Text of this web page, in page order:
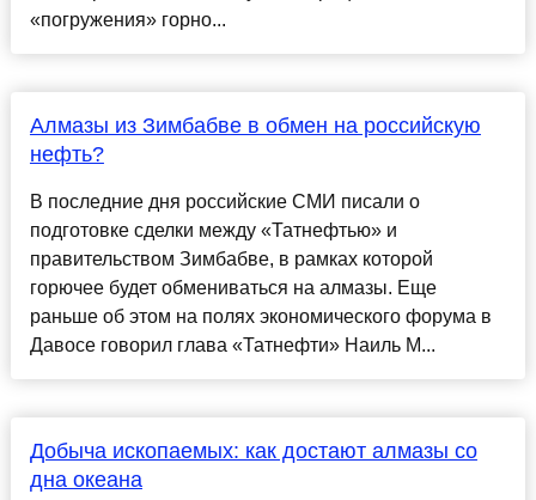
«погружения» горно...
Алмазы из Зимбабве в обмен на российскую
нефть?
В последние дня российские СМИ писали о
подготовке сделки между «Татнефтью» и
правительством Зимбабве, в рамках которой
горючее будет обмениваться на алмазы. Еще
раньше об этом на полях экономического форума в
Давосе говорил глава «Татнефти» Наиль М...
Добыча ископаемых: как достают алмазы со
дна океана